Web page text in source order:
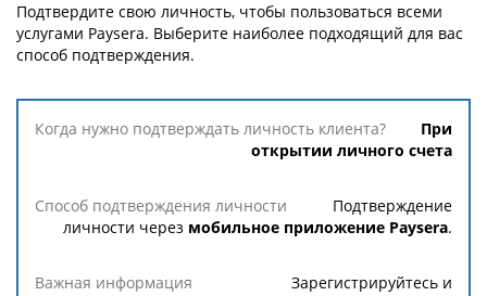
Подтвердите свою личность, чтобы пользоваться всеми
услугами Paysera. Выберите наиболее подходящий для вас
способ подтверждения.
Когда нужно
личности
информация
При
открытии личного счета
Подтверждение
личности через мобильное приложение Paysera.
Зарегистрируйтесь и